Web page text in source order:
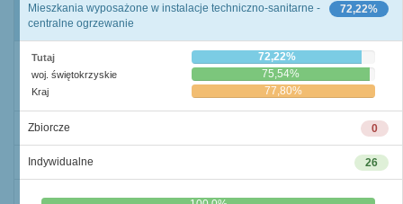
72,22%
Mieszkania wyposażone w instalacje techniczno-sanitarne -
centralne ogrzewanie
Tutaj 72,22%
woj. świętokrzyskie 75,54%
Kraj 77,80%
0
Zbiorcze
26
Indywidualne